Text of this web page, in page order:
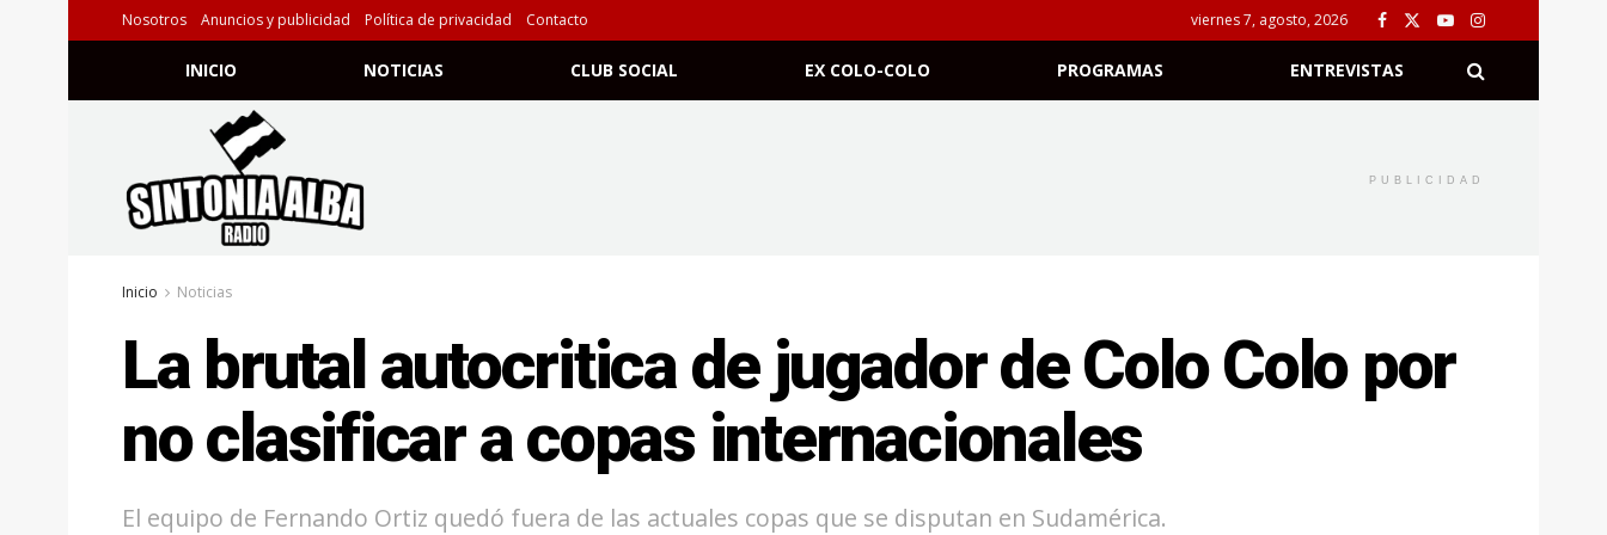
Nosotros Anuncios y publicidad Política de privacidad Contacto viernes 7, agosto, 2026
INICIO NOTICIAS CLUB SOCIAL EX COLO-COLO PROGRAMAS ENTREVISTAS
PUBLICIDAD
Inicio Noticias
La brutal autocritica de jugador de Colo Colo por
no clasificar a copas internacionales
El equipo de Fernando Ortiz quedó fuera de las actuales copas que se disputan en Sudamérica.